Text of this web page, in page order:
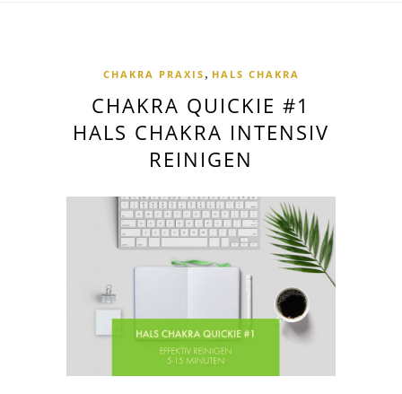
CHAKRA PRAXIS , HALS CHAKRA
CHAKRA QUICKIE #1
HALS CHAKRA INTENSIV
REINIGEN